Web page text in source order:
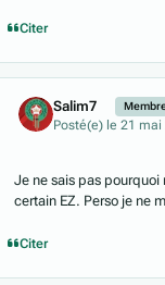
Citer
Salim7
Posté(e) le 21
Je ne sais pas pourquoi
certain EZ. Perso je ne
Citer